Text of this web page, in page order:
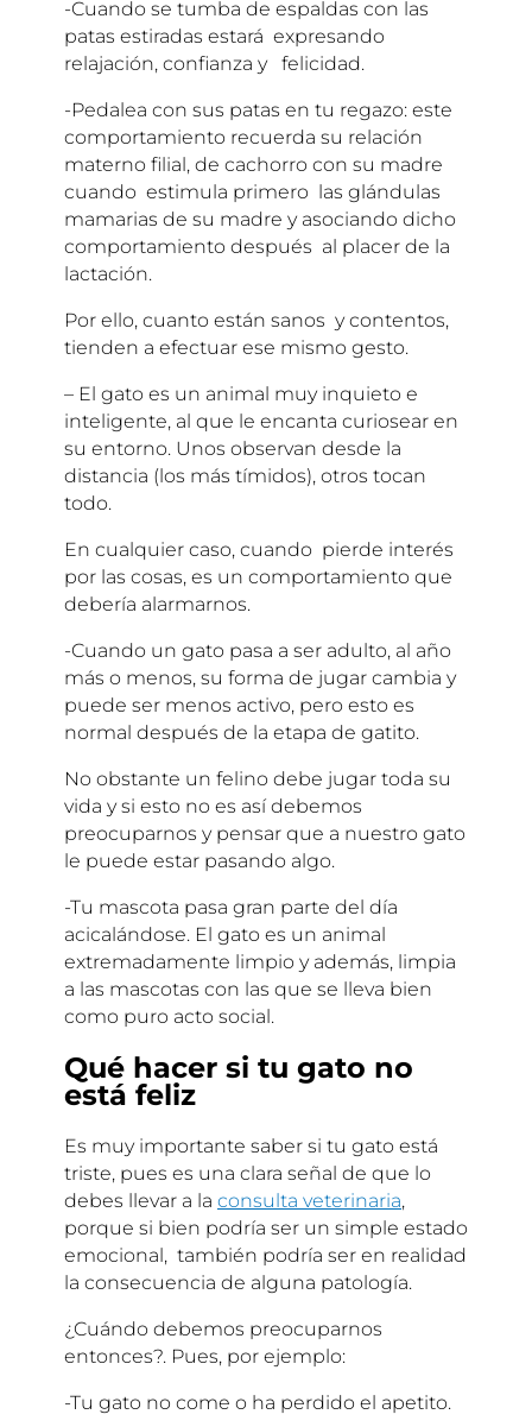
-Cuando se tumba de espaldas con las
patas estiradas estará expresando
relajación, confianza y felicidad.
-Pedalea con sus patas en tu regazo: este
comportamiento recuerda su relación
materno filial, de cachorro con su madre
cuando estimula primero las glándulas
mamarias de su madre y asociando dicho
comportamiento después al placer de la
lactación.
Por ello, cuanto están sanos y contentos,
tienden a efectuar ese mismo gesto.
– El gato es un animal muy inquieto e
inteligente, al que le encanta curiosear en
su entorno. Unos observan desde la
distancia (los más tímidos), otros tocan
todo.
En cualquier caso, cuando pierde interés
por las cosas, es un comportamiento que
debería alarmarnos.
-Cuando un gato pasa a ser adulto, al año
más o menos, su forma de jugar cambia y
puede ser menos activo, pero esto es
normal después de la etapa de gatito.
No obstante un felino debe jugar toda su
vida y si esto no es así debemos
preocuparnos y pensar que a nuestro gato
le puede estar pasando algo.
-Tu mascota pasa gran parte del día
acicalándose. El gato es un animal
extremadamente limpio y además, limpia
a las mascotas con las que se lleva bien
como puro acto social.
Qué hacer si tu gato no
está feliz
Es muy importante saber si tu gato está
triste, pues es una clara señal de que lo
debes llevar a la consulta veterinaria,
porque si bien podría ser un simple estado
emocional, también podría ser en realidad
la consecuencia de alguna patología.
¿Cuándo debemos preocuparnos
entonces?. Pues, por ejemplo:
-Tu gato no come o ha perdido el apetito.